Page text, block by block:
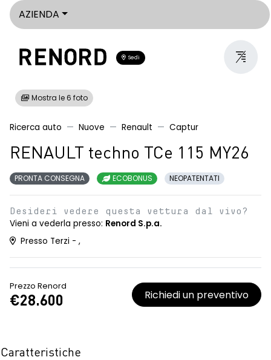
AZIENDA
Sedi
Mostra le 6 foto
Ricerca auto Nuove Renault Captur
RENAULT techno TCe 115 MY26
PRONTA CONSEGNA ECOBONUS NEOPATENTATI
Desideri vedere questa vettura dal vivo?
Vieni a vederla presso: Renord S.p.a.
Presso Terzi - ,
Prezzo Renord
€28.600 Richiedi un preventivo
Caratteristiche